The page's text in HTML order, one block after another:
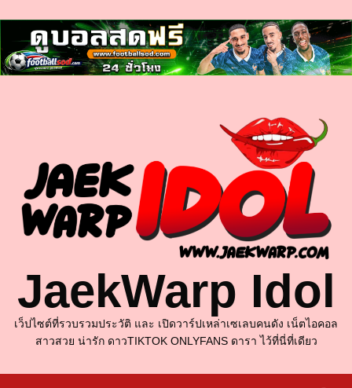
ฝัน
เห็น
งู
JaekWarp Idol
เว็ปไซต์ที่รวบรวมประวัติ และ เปิดวาร์ปเหล่าเซเลบคนดัง เน็ตไอคอล
สาวสวย น่ารัก ดาวTIKTOK ONLYFANS ดารา ไว้ที่นี่ที่เดียว